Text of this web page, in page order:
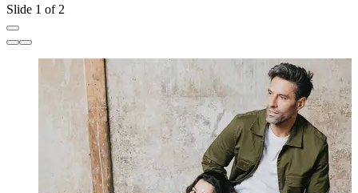
Slide 1 of 2